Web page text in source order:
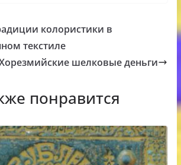
колористики в
текстиле
шелковые деньги
понравится